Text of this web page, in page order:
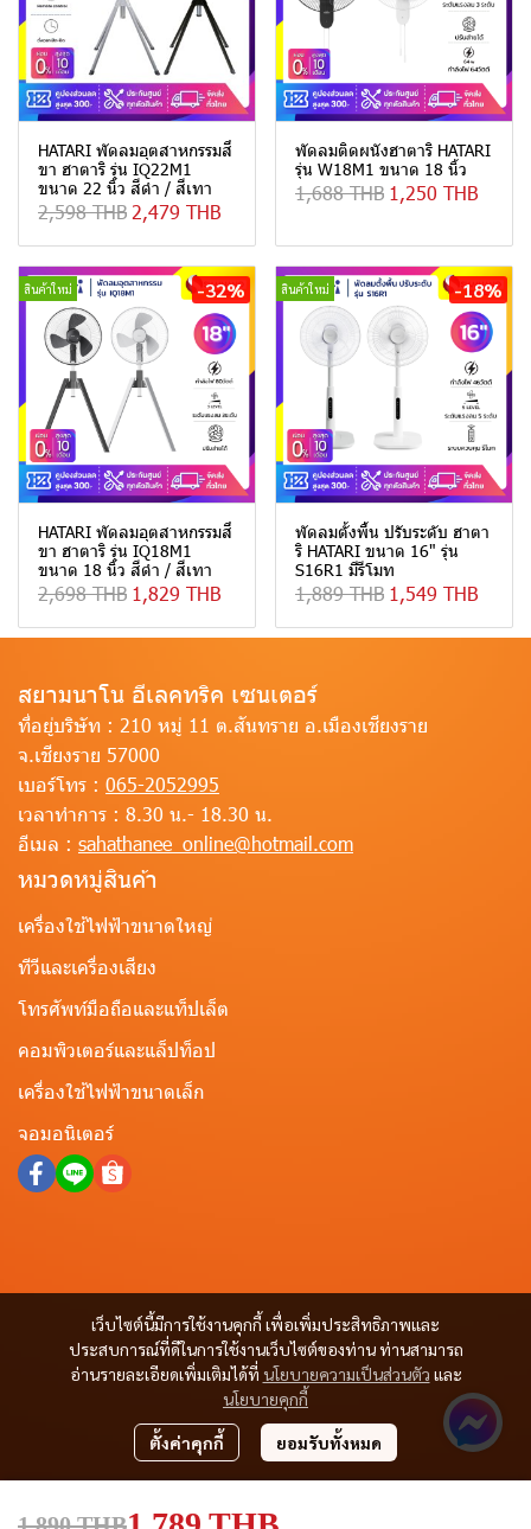
HATARI พัดลมอุตสาหกรรมสี่
ขา ฮาตาริ รุ่น IQ22M1
ขนาด 22 นิ้ว สีดำ / สีเทา
2,598 THB 2,479 THB
พัดลมติดผนังฮาตาริ HATARI
รุ่น W18M1 ขนาด 18 นิ้ว
1,688 THB 1,250 THB
สินค้าใหม่ -32%
HATARI พัดลมอุตสาหกรรมสี่
ขา ฮาตาริ รุ่น IQ18M1
ขนาด 18 นิ้ว สีดำ / สีเทา
2,698 THB 1,829 THB
สินค้าใหม่ -18%
พัดลมตั้งพื้น ปรับระดับ ฮาตา
ริ HATARI ขนาด 16" รุ่น
S16R1 มีรีโมท
1,889 THB 1,549 THB
เว็บไซต์นี้มีการใช้งานคุกกี้ เพื่อเพิ่มประสิทธิภาพและ
ประสบการณ์ที่ดีในการใช้งานเว็บไซต์ของท่าน ท่านสามารถ
อ่านรายละเอียดเพิ่มเติมได้ที่ นโยบายความเป็นส่วนตัว และ
นโยบายคุกกี้
ตั้งค่าคุกกี้ ยอมรับทั้งหมด
สยามนาโน อีเลคทริค เซนเตอร์
ที่อยู่บริษัท : 210 หมู่ 11 ต.สันทราย อ.เมืองเชียงราย
จ.เชียงราย 57000
เบอร์โทร : 065-2052995
เวลาทำการ : 8.30 น.- 18.30 น.
อีเมล : sahathanee_online@hotmail.com
หมวดหมู่สินค้า
เครื่องใช้ไฟฟ้าขนาดใหญ่
ทีวีและเครื่องเสียง
โทรศัพท์มือถือและแท็ปเล็ต
คอมพิวเตอร์และแล็ปท็อป
เครื่องใช้ไฟฟ้าขนาดเล็ก
จอมอนิเตอร์